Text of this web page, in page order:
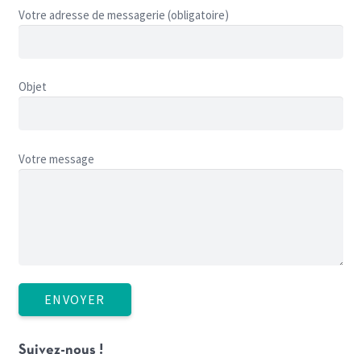
Votre adresse de messagerie (obligatoire)
Objet
Votre message
Suivez-nous !